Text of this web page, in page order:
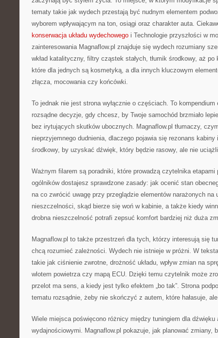
tematy takie jak wydech przestają być nudnym elementem
wyborem wpływającym na ton, osiągi oraz charakter auta.
konserwacja układu wydechowego i Technologie przyszłości w
zainteresowania Magnaflow.pl znajduje się wydech rozumiany
wkład katalityczny, filtry cząstek stałych, tłumik środkowy, aż
które dla jednych są kosmetyką, a dla innych kluczowym
złącza, mocowania czy końcówki.
To jednak nie jest strona wyłącznie o częściach. To
rozsądne decyzje, gdy chcesz, by Twoje samochód brzmiało
bez irytujących skutków ubocznych. Magnaflow.pl tłumaczy,
nieprzyjemnego dudnienia, dlaczego pojawia się rezonans kabiny
środkowy, by uzyskać dźwięk, który będzie rasowy, ale nie
Ważnym filarem są poradniki, które prowadzą czytelnika
ogólników dostajesz sprawdzone zasady: jak ocenić stan
na co zwrócić uwagę przy przeglądzie elementów narażonych na
nieszczelności, skąd bierze się woń w kabinie, a także kiedy
drobna nieszczelność potrafi zepsuć komfort bardziej niż duża
Magnaflow.pl to także przestrzeń dla tych, którzy interesują się
chcą rozumieć zależności. Wydech nie istnieje w próżni. W
takie jak ciśnienie zwrotne, drożność układu, wpływ zmian na
wlotem powietrza czy mapą ECU. Dzięki temu czytelnik może
przelot ma sens, a kiedy jest tylko efektem „bo tak”. Strona
tematu rozsądnie, żeby nie skończyć z autem, które hałasuje,
Wiele miejsca poświęcono różnicy między tuningiem dla dźwięku
wydajnościowymi. Magnaflow.pl pokazuje, jak planować zmiany,